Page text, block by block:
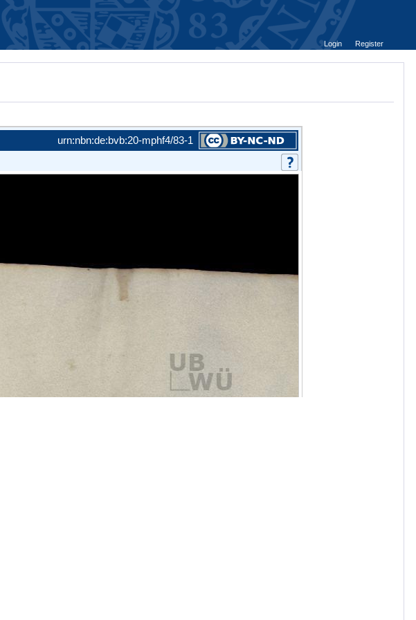
Login
Register